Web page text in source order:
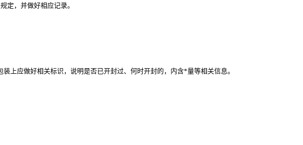
定，并做好相应记录。
上应做好相关标识，说明是否已开封过、何时开封的，内含*量等相关信息。